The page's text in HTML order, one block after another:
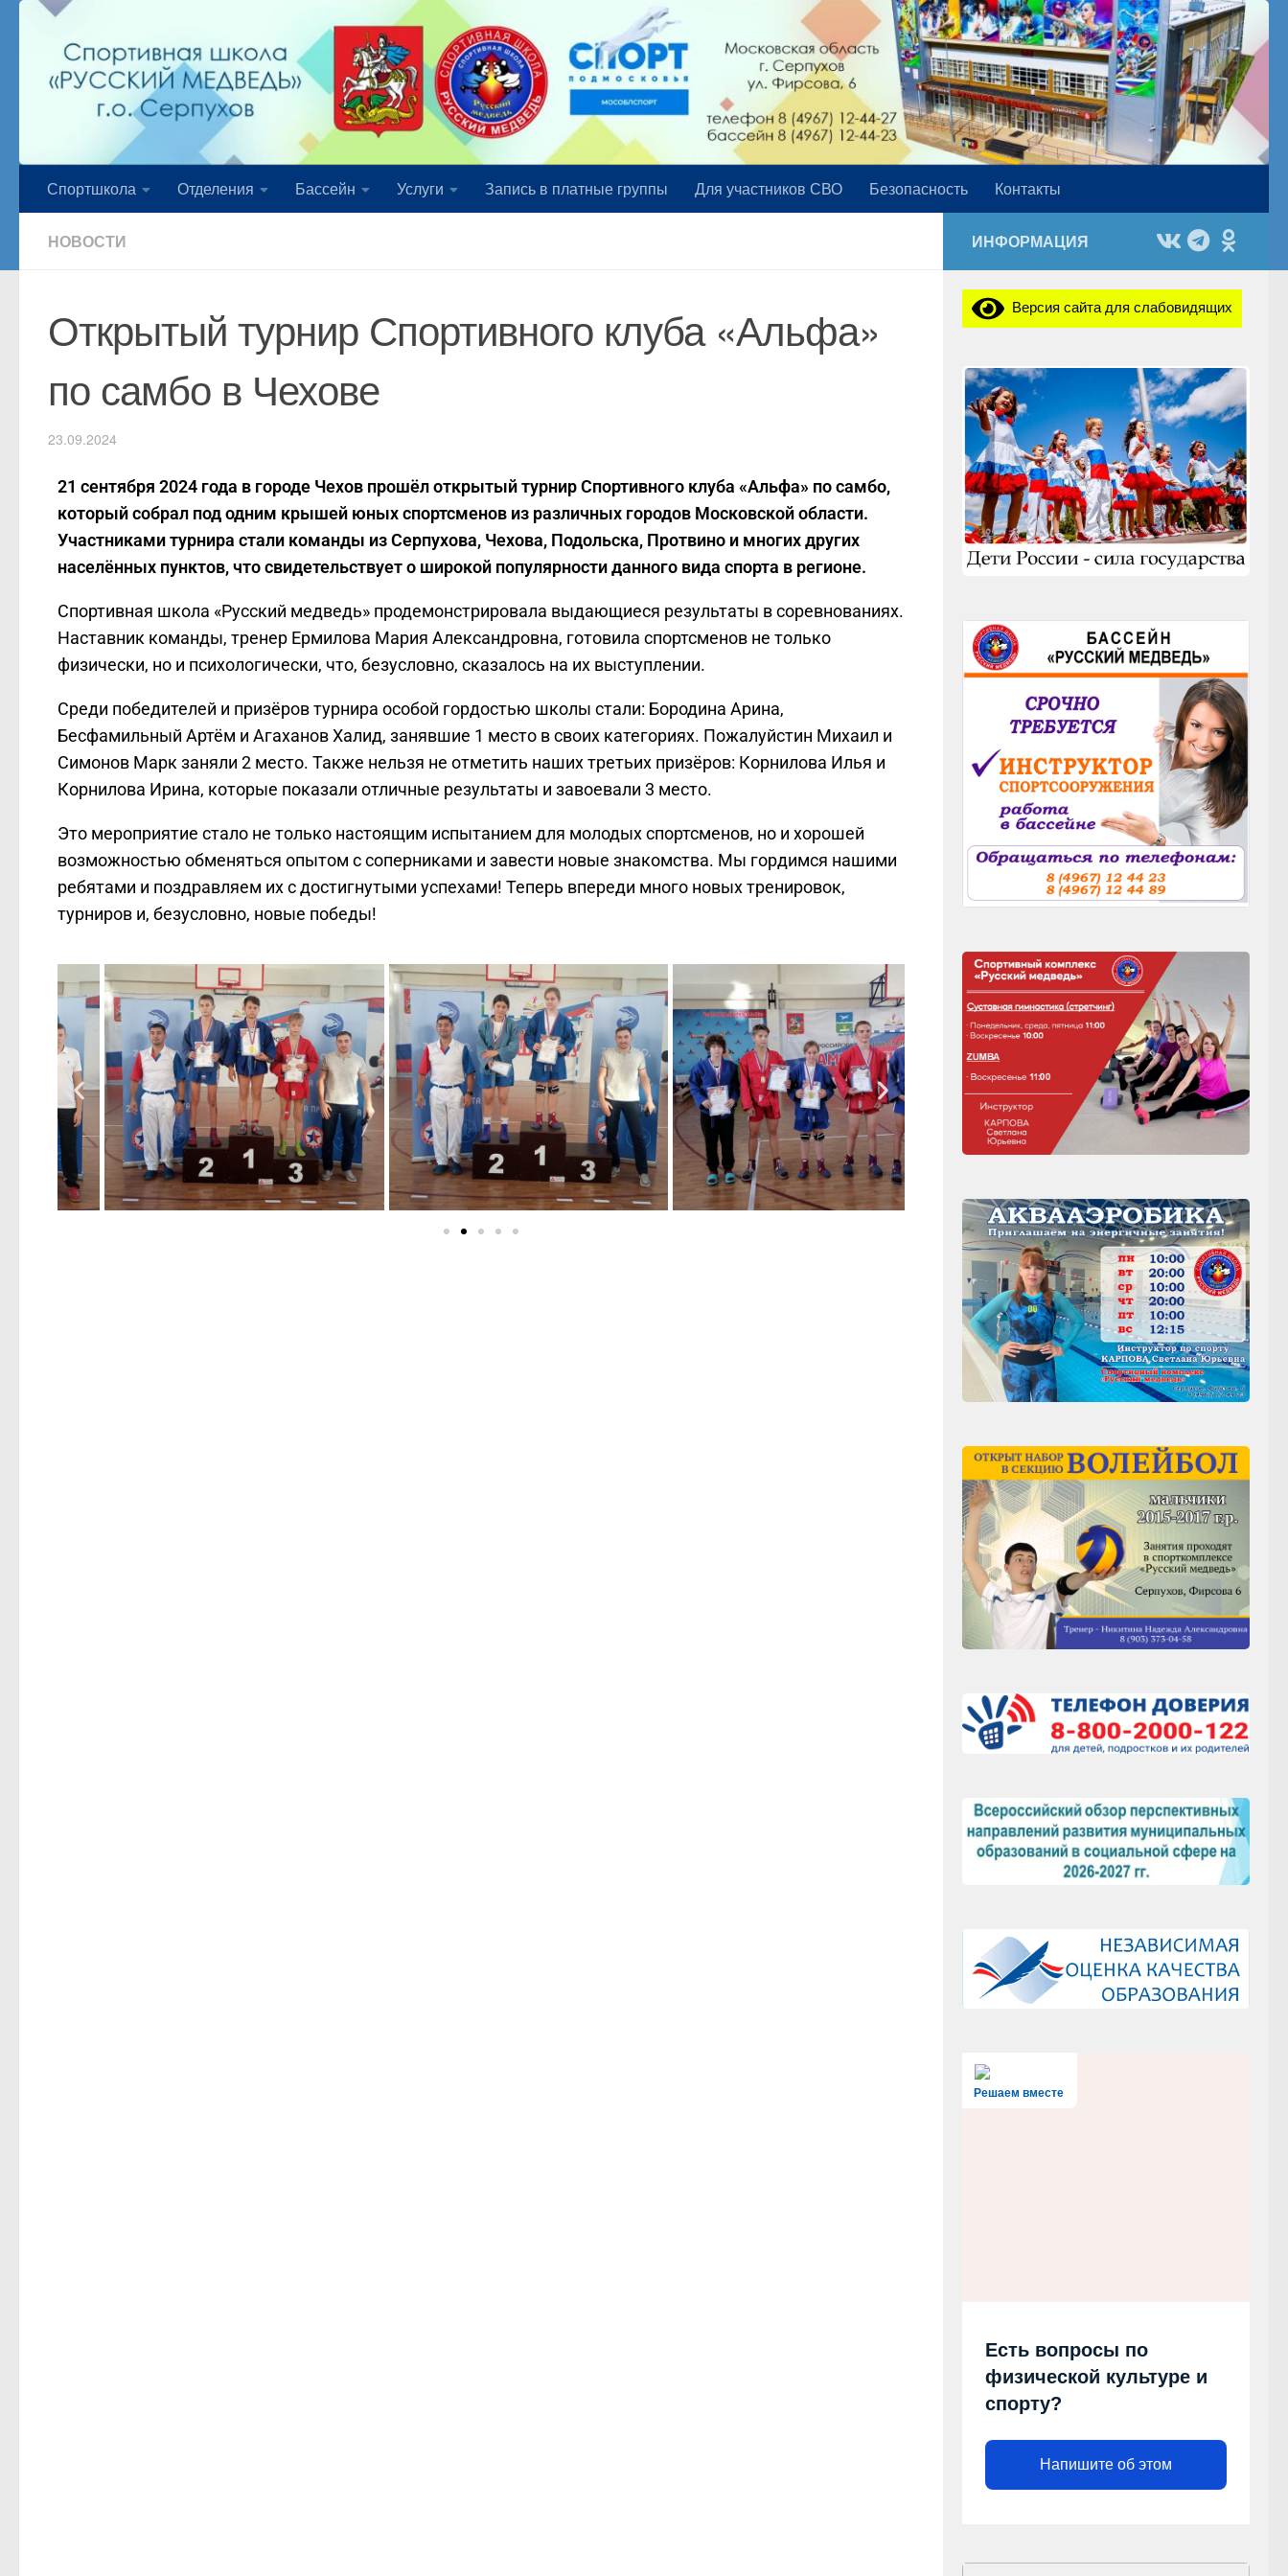
Спортшкола Отделения Бассейн Услуги Запись в платные группы Для участников СВО Безопасность Контакты
НОВОСТИ
Открытый турнир Спортивного клуба «Альфа»
по самбо в Чехове
23.09.2024
21 сентября 2024 года в городе Чехов прошёл открытый турнир Спортивного клуба «Альфа» по самбо,
который собрал под одним крышей юных спортсменов из различных городов Московской области.
Участниками турнира стали команды из Серпухова, Чехова, Подольска, Протвино и многих других
населённых пунктов, что свидетельствует о широкой популярности данного вида спорта в регионе.
Спортивная школа «Русский медведь» продемонстрировала выдающиеся результаты в соревнованиях.
Наставник команды, тренер Ермилова Мария Александровна, готовила спортсменов не только
физически, но и психологически, что, безусловно, сказалось на их выступлении.
Среди победителей и призёров турнира особой гордостью школы стали: Бородина Арина,
Бесфамильный Артём и Агаханов Халид, занявшие 1 место в своих категориях. Пожалуйстин Михаил и
Симонов Марк заняли 2 место. Также нельзя не отметить наших третьих призёров: Корнилова Илья и
Корнилова Ирина, которые показали отличные результаты и завоевали 3 место.
Это мероприятие стало не только настоящим испытанием для молодых спортсменов, но и хорошей
возможностью обменяться опытом с соперниками и завести новые знакомства. Мы гордимся нашими
ребятами и поздравляем их с достигнутыми успехами! Теперь впереди много новых тренировок,
турниров и, безусловно, новые победы!
ИНФОРМАЦИЯ
Версия сайта для слабовидящих
Решаем вместе
Есть вопросы по
физической культуре и
спорту?
Напишите об этом